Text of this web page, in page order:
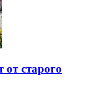
старого